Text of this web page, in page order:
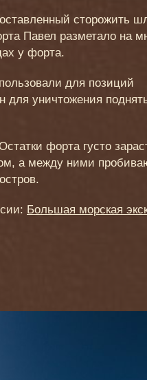
сторожить
Павел разметало на
у форта.
для позиций
для уничтожения
форта густо
а между ними
Большая морская